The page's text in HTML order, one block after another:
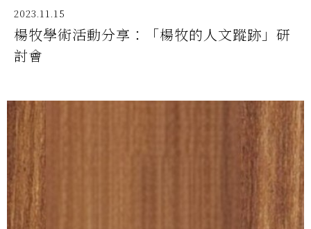
2023.11.15
楊牧學術活動分享：「楊牧的人文蹤跡」研
討會